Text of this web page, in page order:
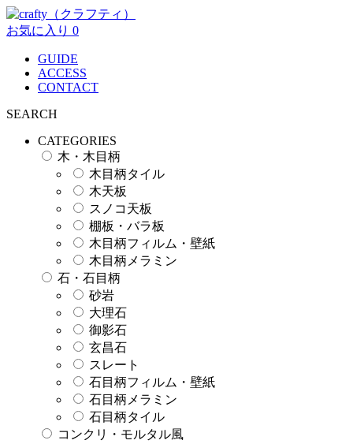
お気に入り 0
GUIDE
ACCESS
CONTACT
SEARCH
CATEGORIES
木・木目柄
木目柄タイル
木天板
スノコ天板
棚板・バラ板
木目柄フィルム・壁紙
木目柄メラミン
石・石目柄
砂岩
大理石
御影石
玄昌石
スレート
石目柄フィルム・壁紙
石目柄メラミン
石目柄タイル
コンクリ・モルタル風